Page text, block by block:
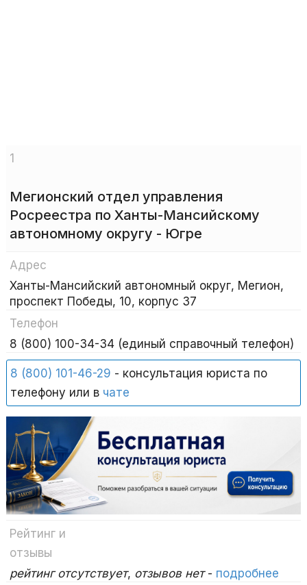
1
Мегионский отдел управления
Росреестра по Ханты-Мансийскому
автономному округу - Югре
Адрес
Ханты-Мансийский автономный округ, Мегион,
проспект Победы, 10, корпус 37
Телефон
8 (800) 100-34-34 (единый справочный телефон)
8 (800) 101-46-29 - консультация юриста по
телефону или в чате
Рейтинг и
отзывы
рейтинг отсутствует, отзывов нет- подробнее